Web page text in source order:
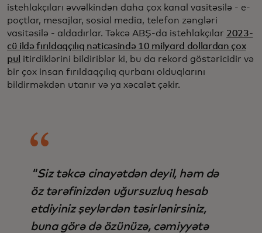
istehlakçıları əvvəlkindən daha çox kanal vasitəsilə - e-
poçtlar, mesajlar, sosial media, telefon zəngləri
vasitəsilə - aldadırlar. Təkcə ABŞ-da istehlakçılar 2023-
cü ildə fırıldaqçılıq nəticəsində 10 milyard dollardan çox
pul itirdiklərini bildiriblər ki, bu da rekord göstəricidir və
bir çox insan fırıldaqçılıq qurbanı olduqlarını
bildirməkdən utanır və ya xəcalət çəkir.
"Siz təkcə cinayətdən deyil, həm də
öz tərəfinizdən uğursuzluq hesab
etdiyiniz şeylərdən təsirlənirsiniz,
buna görə də özünüzə, cəmiyyətə